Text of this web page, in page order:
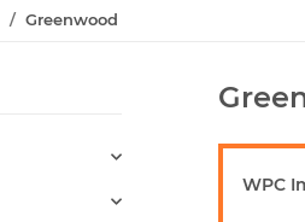
Greenwood
WPC